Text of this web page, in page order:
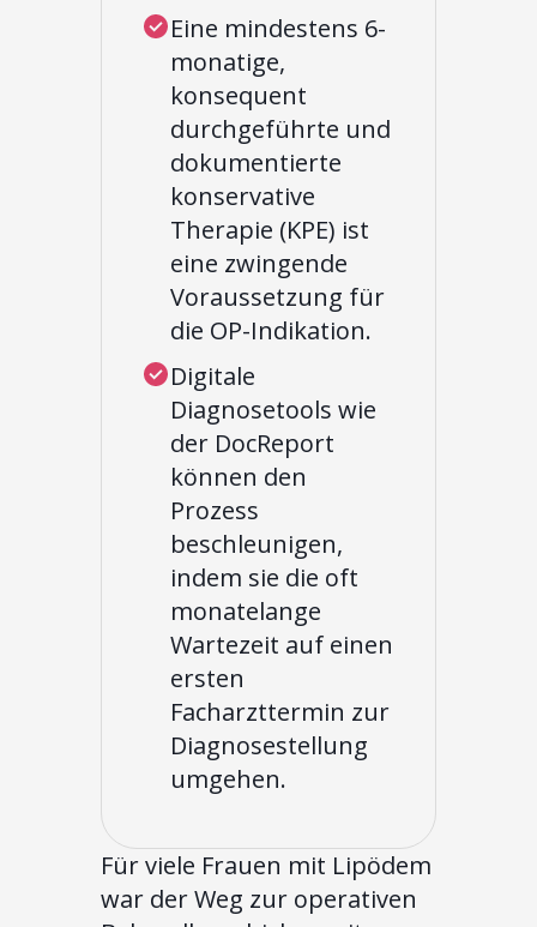
Eine mindestens 6-
monatige,
konsequent
durchgeführte und
dokumentierte
konservative
Therapie (KPE) ist
eine zwingende
Voraussetzung für
die OP-Indikation.
Digitale
Diagnosetools wie
der DocReport
können den
Prozess
beschleunigen,
indem sie die oft
monatelange
Wartezeit auf einen
ersten
Facharzttermin zur
Diagnosestellung
umgehen.
Für viele Frauen mit Lipödem
war der Weg zur operativen